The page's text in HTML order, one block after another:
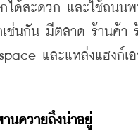
ได้สะดวก และใช้ถนนพ
เช่นกัน มีตลาด ร้านค้า
และแหล่งแฮงก์เ
นควายถึงน่าอยู่